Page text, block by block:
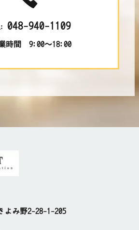
048-940-1109
時間 9:00～18:00
よみ野2-28-1-205